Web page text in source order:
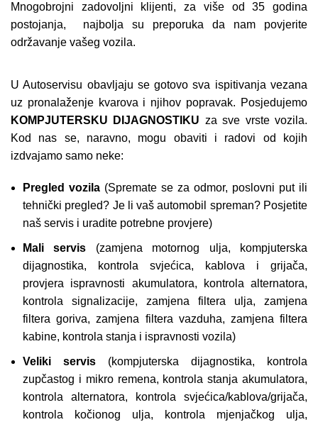
Mnogobrojni zadovoljni klijenti, za više od 35 godina
postojanja, najbolja su preporuka da nam povjerite
održavanje vašeg vozila.
U Autoservisu obavljaju se gotovo sva ispitivanja vezana
uz pronalaženje kvarova i njihov popravak. Posjedujemo
KOMPJUTERSKU DIJAGNOSTIKU za sve vrste vozila.
Kod nas se, naravno, mogu obaviti i radovi od kojih
izdvajamo samo neke:
Pregled vozila (Spremate se za odmor, poslovni put ili
tehnički pregled? Je li vaš automobil spreman? Posjetite
naš servis i uradite potrebne provjere)
Mali servis (zamjena motornog ulja, kompjuterska
dijagnostika, kontrola svjećica, kablova i grijača,
provjera ispravnosti akumulatora, kontrola alternatora,
kontrola signalizacije, zamjena filtera ulja, zamjena
filtera goriva, zamjena filtera vazduha, zamjena filtera
kabine, kontrola stanja i ispravnosti vozila)
Veliki servis (kompjuterska dijagnostika, kontrola
zupčastog i mikro remena, kontrola stanja akumulatora,
kontrola alternatora, kontrola svjećica/kablova/grijača,
kontrola kočionog ulja, kontrola mjenjačkog ulja,